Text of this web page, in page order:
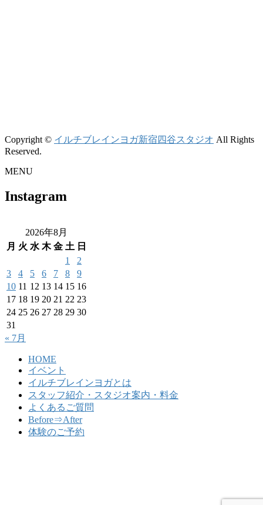
Copyright © イルチブレインヨガ新宿四谷スタジオ All Rights
Reserved.
MENU
Instagram
2026年8月
月 火 水 木 金 土 日
1
2
3
4 5 6 7 8
9
10 11 12 13 14 15 16
17 18 19 20 21 22 23
24 25 26 27 28 29 30
31
« 7月
HOME
イベント
イルチブレインヨガとは
スタッフ紹介・スタジオ案内・料金
よくあるご質問
Before⇒After
体験のご予約